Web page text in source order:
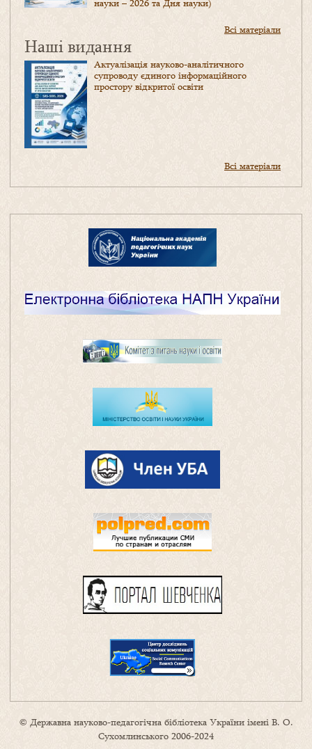
науки – 2026 та Дня науки)
Всі матеріали
Наші видання
Актуалізація науково-аналітичного
супроводу єдиного інформаційного
простору відкритої освіти
Всі матеріали
© Державна науково-педагогічна бібліотека України імені В. О.
Сухомлинського 2006-2024